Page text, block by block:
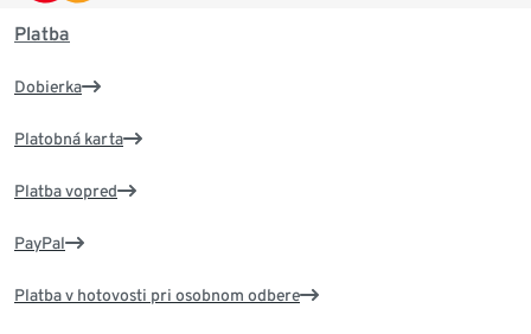
Platba
Dobierka
Platobná karta
Platba vopred
PayPal
Platba v hotovosti pri osobnom odbere